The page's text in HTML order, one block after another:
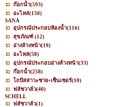
ก๊อกน้ำ(593)
อะไหล่(150)
SANA
อุปกรณ์ประกอบห้องน้ำ(116)
สุขภัณฑ์ (12)
อ่างล้างหน้า(19)
อะไหล่(58)
อุปกรณ์ประกอบอ่างล้างหน้า(33)
ก๊อกน้ำ(258)
โถปัสสาวะชาย+เซ็นเซอร์(10)
ฟลัชวาล์ว(40)
SCHELL
ฟลัชวาล์ว(1)